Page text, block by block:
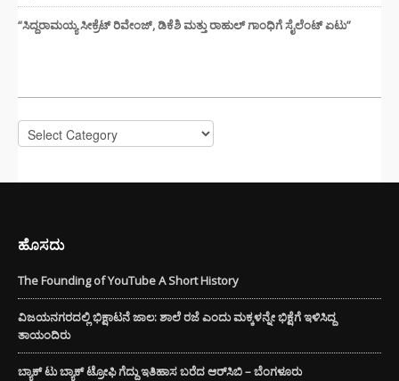
“ಸಿದ್ದರಾಮಯ್ಯ ಸೀಕ್ರೆಟ್ ರಿವೇಂಜ್‌, ಡಿಕೆಶಿ ಮತ್ತು ರಾಹುಲ್‌ ಗಾಂಧಿಗೆ ಸೈಲೆಂಟ್ ಏಟು”
Categories
ಹೊಸದು
The Founding of YouTube A Short History
ವಿಜಯನಗರದಲ್ಲಿ ಭಿಕ್ಷಾಟನೆ ಜಾಲ: ಶಾಲೆ ರಜೆ ಎಂದು ಮಕ್ಕಳನ್ನೇ ಭಿಕ್ಷೆಗೆ ಇಳಿಸಿದ್ದ
ತಾಯಂದಿರು
ಬ್ಯಾಕ್ ಟು ಬ್ಯಾಕ್ ಟ್ರೋಫಿ ಗೆದ್ದು ಇತಿಹಾಸ ಬರೆದ ಆರ್‌ಸಿಬಿ – ಬೆಂಗಳೂರು